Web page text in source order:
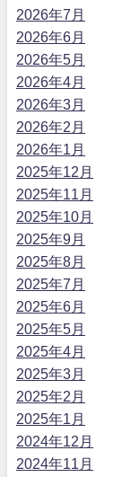
2026年7月
2026年6月
2026年5月
2026年4月
2026年3月
2026年2月
2026年1月
2025年12月
2025年11月
2025年10月
2025年9月
2025年8月
2025年7月
2025年6月
2025年5月
2025年4月
2025年3月
2025年2月
2025年1月
2024年12月
2024年11月